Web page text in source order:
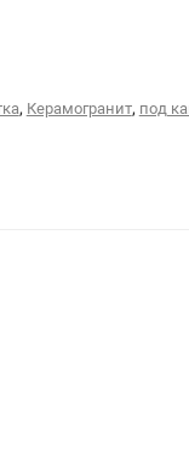
, Керамогранит, под